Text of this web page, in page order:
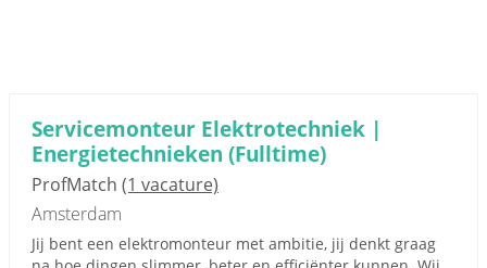
Servicemonteur Elektrotechniek |
Energietechnieken (Fulltime)
ProfMatch (1 vacature)
Amsterdam
Jij bent een elektromonteur met ambitie, jij denkt graag